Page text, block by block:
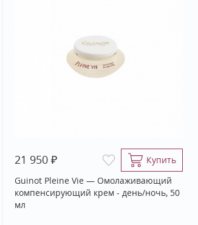
21 950 ₽
Купить
Guinot Pleine Vie — Омолаживающий
компенсирующий крем - день/ночь, 50
мл